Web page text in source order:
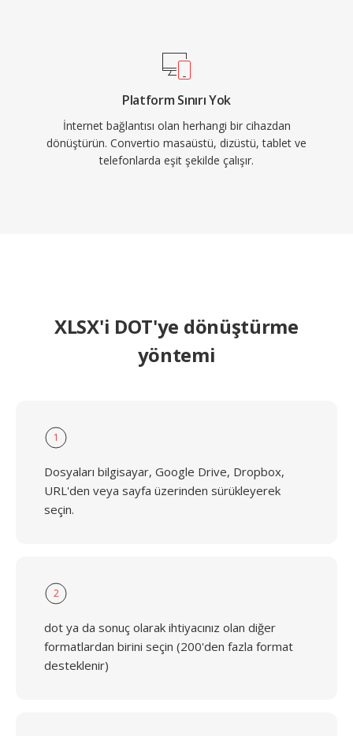
Platform Sınırı Yok
İnternet bağlantısı olan herhangi bir cihazdan
dönüştürün. Convertio masaüstü, dizüstü, tablet ve
telefonlarda eşit şekilde çalışır.
XLSX'i DOT'ye dönüştürme
yöntemi
1
Dosyaları bilgisayar, Google Drive, Dropbox,
URL'den veya sayfa üzerinden sürükleyerek
seçin.
2
dot ya da sonuç olarak ihtiyacınız olan diğer
formatlardan birini seçin (200'den fazla format
desteklenir)